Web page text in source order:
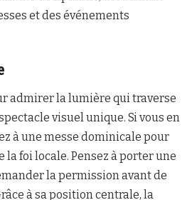
et des événements
admirer la lumière qui traverse
visuel unique. Si vous en
à une messe dominicale pour
foi locale. Pensez à porter une
la permission avant de
à sa position centrale, la